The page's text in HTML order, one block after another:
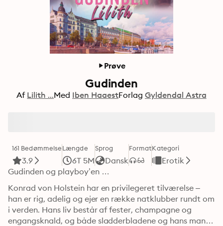
Prøve
Gudinden
Af Lilith ...Med Iben HaaestForlag Gyldendal Astra
161 Bedømmelse
3.9
Længde
6T 5M
Sprog
Dansk
FormatKategori
Erotik
Gudinden og playboy’en …
Konrad von Holstein har en privilegeret tilværelse –
han er rig, adelig og ejer en række natklubber rundt om
i verden. Hans liv består af fester, champagne og
engangsknald, og både sladderbladene og hans mange